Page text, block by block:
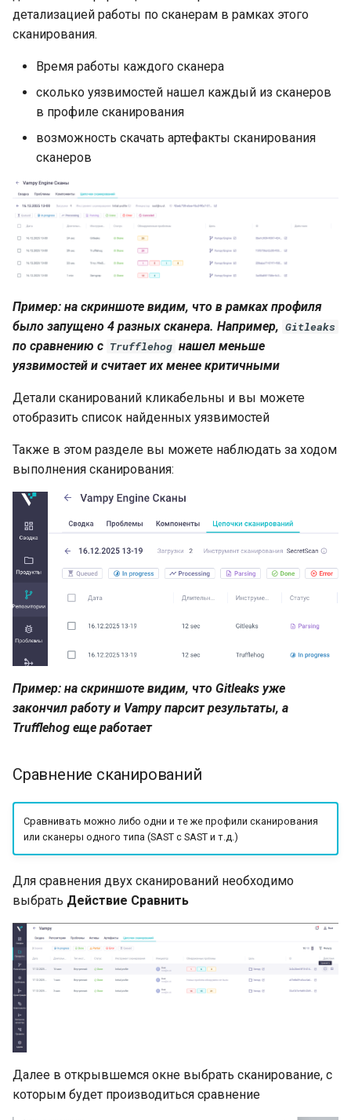
детализацией работы по сканерам в рамках этого
сканирования.
Время работы каждого сканера
сколько уязвимостей нашел каждый из сканеров
в профиле сканирования
возможность скачать артефакты сканирования
сканеров
Пример: на скриншоте видим, что в рамках профиля
было запущено 4 разных сканера. Например, Gitleaks
по сравнению с Trufflehog нашел меньше
уязвимостей и считает их менее критичными
Детали сканирований кликабельны и вы можете
отобразить список найденных уязвимостей
Также в этом разделе вы можете наблюдать за ходом
выполнения сканирования:
Пример: на скриншоте видим, что Gitleaks уже
закончил работу и Vampy парсит результаты, а
Trufflehog еще работает
Сравнение сканирований
Сравнивать можно либо одни и те же профили сканирования
или сканеры одного типа (SAST с SAST и т.д.)
Для сравнения двух сканирований необходимо
выбрать Действие Сравнить
Далее в открывшемся окне выбрать сканирование, с
которым будет производиться сравнение